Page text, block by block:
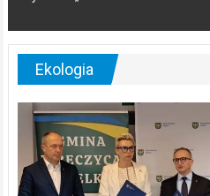
Ekologia